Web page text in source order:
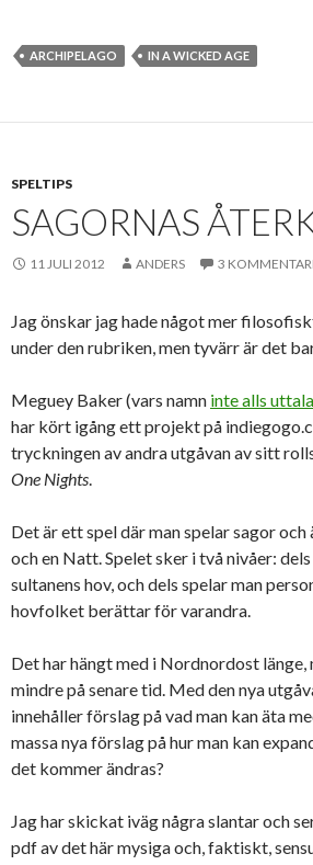
ARCHIPELAGO IN A WICKED AGE
SPELTIPS
SAGORNAS
11 JULI 2012 ANDERS 3
Jag önskar jag hade något mer
under den rubriken, men tyvärr är det
Meguey Baker (vars namn inte alls
har kört igång ett projekt på
tryckningen av andra utgåvan av sitt
One Nights.
Det är ett spel där manspelar sagor och
och en Natt. Spelet sker i två nivåer:
sultanens hov, och dels spelar man
hovfolket berättar för varandra.
Det har hängt med i Nordnordost länge,
mindre på senare tid. Med den nya
innehåller förslag på vad man kan äta
massa nya förslag på hur man kan
det kommer ändras?
Jag har skickat iväg några slantar och
pdf av det här mysiga och, faktiskt,